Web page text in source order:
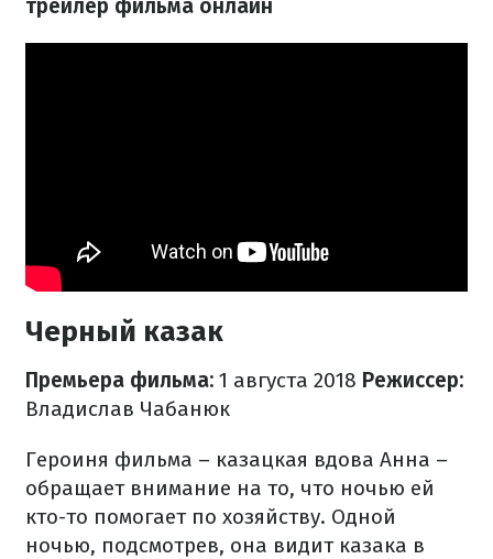
трейлер фильма онлайн
Черный казак
Премьера фильма: 1 августа 2018 ​Режиссер:
Владислав Чабанюк
Героиня фильма – казацкая вдова Анна –
обращает внимание на то, что ночью ей
кто-то помогает по хозяйству. Одной
ночью, подсмотрев, она видит казака в